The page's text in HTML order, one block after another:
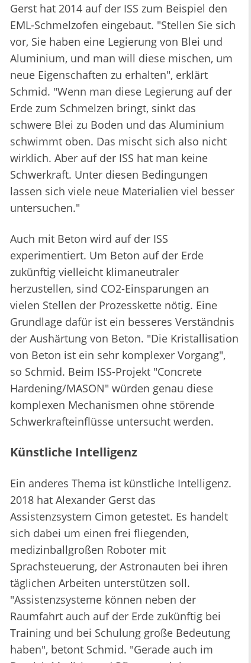
Gerst hat 2014 auf der ISS zum Beispiel den
EML-Schmelzofen eingebaut. "Stellen Sie sich
vor, Sie haben eine Legierung von Blei und
Aluminium, und man will diese mischen, um
neue Eigenschaften zu erhalten", erklärt
Schmid. "Wenn man diese Legierung auf der
Erde zum Schmelzen bringt, sinkt das
schwere Blei zu Boden und das Aluminium
schwimmt oben. Das mischt sich also nicht
wirklich. Aber auf der ISS hat man keine
Schwerkraft. Unter diesen Bedingungen
lassen sich viele neue Materialien viel besser
untersuchen."
Auch mit Beton wird auf der ISS
experimentiert. Um Beton auf der Erde
zukünftig vielleicht klimaneutraler
herzustellen, sind CO2-Einsparungen an
vielen Stellen der Prozesskette nötig. Eine
Grundlage dafür ist ein besseres Verständnis
der Aushärtung von Beton. "Die Kristallisation
von Beton ist ein sehr komplexer Vorgang",
so Schmid. Beim ISS-Projekt "Concrete
Hardening/MASON" würden genau diese
komplexen Mechanismen ohne störende
Schwerkrafteinflüsse untersucht werden.
Künstliche Intelligenz
Ein anderes Thema ist künstliche Intelligenz.
2018 hat Alexander Gerst das
Assistenzsystem Cimon getestet. Es handelt
sich dabei um einen frei fliegenden,
medizinballgroßen Roboter mit
Sprachsteuerung, der Astronauten bei ihren
täglichen Arbeiten unterstützen soll.
"Assistenzsysteme können neben der
Raumfahrt auch auf der Erde zukünftig bei
Training und bei Schulung große Bedeutung
haben", betont Schmid. "Gerade auch im